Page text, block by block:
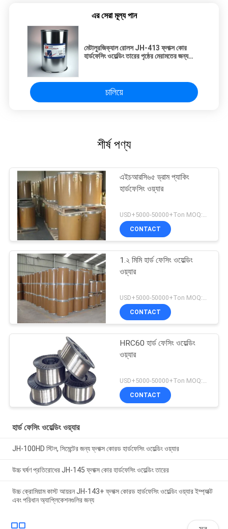
এর সেরা মূল্য পান
মেটালুরজিক্যাল রোলস JH-413 ফ্লাক্স কোর
হার্ডফেসিং ওয়েল্ডিং তারের পৃষ্ঠের মেরামতের জন্য
চালিয়ে
শীর্ষ পণ্য
এইচআরসি৬৫ ড্রাম প্যাকিং
হার্ডফেসিং ওয়্যার
USD+5000-50000+Ton MOQ:১ টন
CONTACT
1.২ মিমি হার্ড ফেসিং ওয়েল্ডিং
ওয়্যার
CONTACT
HRC60 হার্ড ফেসিং ওয়েল্ডিং
ওয়্যার
CONTACT
হার্ড ফেসিং ওয়েল্ডিং ওয়্যার
JH-100HD স্টিল, সিমেন্টের জন্য ফ্লাক্স কোরড হার্ডফেসিং ওয়েল্ডিং ওয়্যার
উচ্চ ঘর্ষণ প্রতিরোধের JH-145 ফ্লাক্স কোর হার্ডফেসিং ওয়েল্ডিং তারের
উচ্চ ক্রোমিয়াম কাস্ট আয়রন JH-143+ ফ্লাক্স কোরড হার্ডফেসিং ওয়েল্ডিং ওয়্যার ইম্প্যাক্ট
এবং পরিধান অ্যাপ্লিকেশনগুলির জন্য